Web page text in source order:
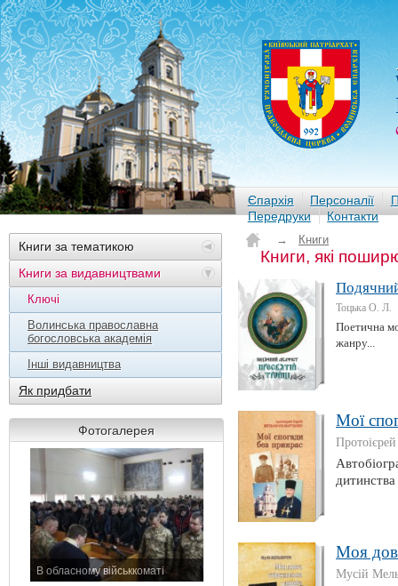
Єпархія Персоналії
Передруки
Контакти
Книги за тематикою
Книги за видавництвами
Ключі
Волинська православна
богословська академія
Інші видавництва
Як придбати
Фотогалерея
В обласному військкоматі
→ Книги
Книги, які
Тоцька О. Л.
Поетична
жанру...
Мої
Моя
Мусій